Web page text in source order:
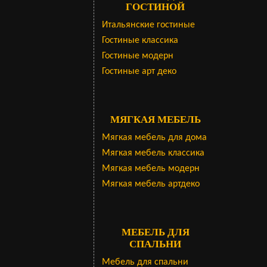
ГОСТИНОЙ
Итальянские гостиные
Гостиные классика
Гостиные модерн
Гостиные арт деко
МЯГКАЯ МЕБЕЛЬ
Мягкая мебель для дома
Мягкая мебель классика
Мягкая мебель модерн
Мягкая мебель артдеко
МЕБЕЛЬ ДЛЯ
СПАЛЬНИ
Мебель для спальни